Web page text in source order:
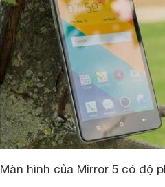
Màn hình của Mirror 5 có độ